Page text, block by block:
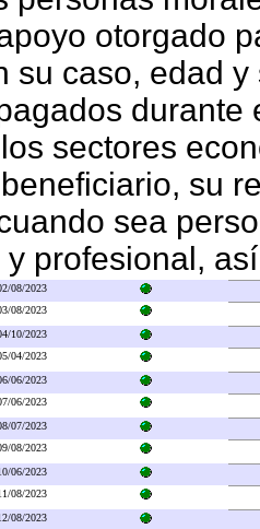
otorgado
su caso, edad
sectores
su
sea
profesional,
08/2023
08/2023
10/2023
04/2023
06/2023
06/2023
07/2023
08/2023
06/2023
08/2023
08/2023